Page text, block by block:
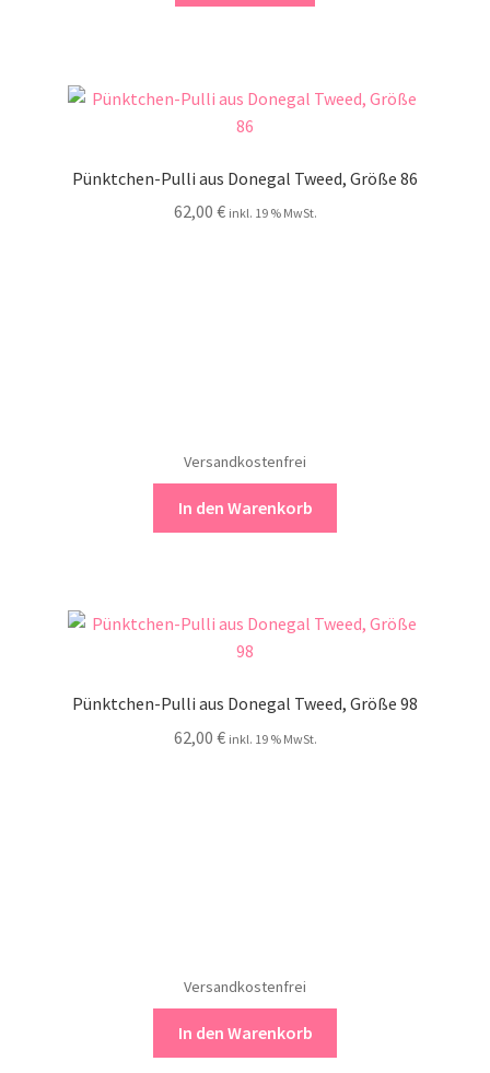
Pünktchen-Pulli aus Donegal Tweed, Größe 86
62,00 € inkl. 19 % MwSt.
Versandkostenfrei
In den Warenkorb
Pünktchen-Pulli aus Donegal Tweed, Größe 98
62,00 € inkl. 19 % MwSt.
Versandkostenfrei
In den Warenkorb